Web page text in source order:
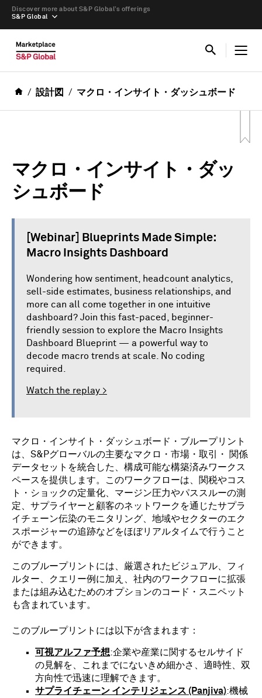
S&P Global
Discover more about S&P Global’s offerings
設計図 マクロ・インサイト・ダッシュボード
マクロ・インサイト・ダッ
シュボード
[Webinar] Blueprints Made Simple:
Macro Insights Dashboard
Wondering how sentiment, headcount analytics,
sell-side estimates, business relationships, and
more can all come together in one intuitive
dashboard? Join this fast-paced, beginner-
friendly session to explore the Macro Insights
Dashboard Blueprint — a powerful way to
decode macro trends at scale. No coding
required.
Watch the replay >
マクロ・インサイト・ダッシュボード・ブループリント
は、S&Pグローバルの主要なマクロ・市場・取引・ 関係
データセットを統合した、構成可能な構築済みワークス
ペースを提供します。このワークフローは、関税やコス
ト・ショックの定量化、マージン圧力やパススルーの測
定、サプライヤーと顧客のネットワークを通じたサプラ
イチェーン伝染のモニタリング、地域やセクターのエク
スポージャーの追跡などをほぼリアルタイムで行うこと
ができます。
このブループリントには、厳選されたビジュアル、フィ
ルター、クエリー例に加え、社内のワークフローに拡張
または組み込むためのオプションのコード・スニペット
も含まれています。
このブループリントには以下が含まれます：
可視アルファ予想:企業や産業に関するセルサイド
の見解を、これまでにないきめ細かさ、適時性、双
方向性で迅速に理解できます。
サプライチェーン インテリジェンス (Panjiva):機械